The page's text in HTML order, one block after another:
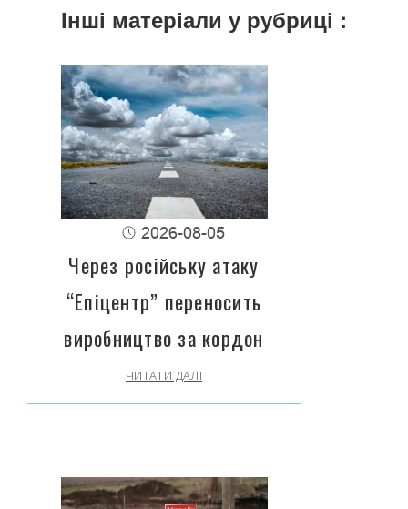
Інші матеріали у рубриці :
2026-08-05
Через російську атаку
“Епіцентр” переносить
виробництво за кордон
ЧИТАТИ ДАЛІ